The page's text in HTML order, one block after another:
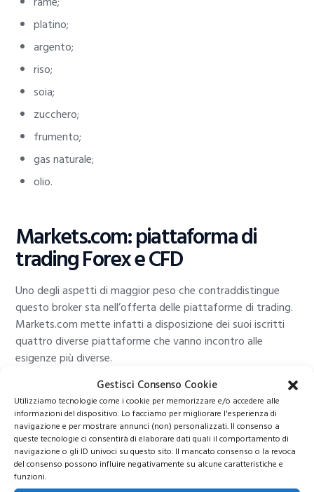
Gestisci Consenso Cookie
Utilizziamo tecnologie come i cookie per memorizzare e/o accedere alle
informazioni del dispositivo. Lo facciamo per migliorare l'esperienza di
navigazione e per mostrare annunci (non) personalizzati. Il consenso a
queste tecnologie ci consentirà di elaborare dati quali il comportamento di
navigazione o gli ID univoci su questo sito. Il mancato consenso o la revoca
del consenso possono influire negativamente su alcune caratteristiche e
funzioni.
platino;
argento;
riso;
soia;
zucchero;
frumento;
gas naturale;
olio.
Markets.com: piattaforma di
trading Forex e CFD
Uno degli aspetti di maggior peso che contraddistingue
questo broker sta nell’offerta delle piattaforme di trading.
Markets.com mette infatti a disposizione dei suoi iscritti
quattro diverse piattaforme che vanno incontro alle
esigenze più diverse.